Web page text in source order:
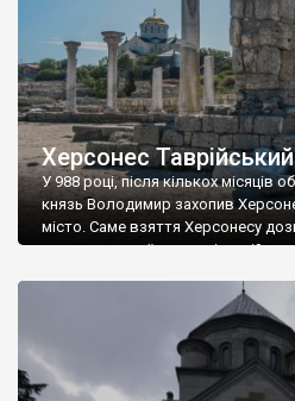
Херсонес
У 988 році, після кількох місяців
князь Володимир захопив
місто. Саме взяття Херсонесу
диктувати свої умови
Херсонесі Володимир-язичник,
А потім було Хрещення Русі. На